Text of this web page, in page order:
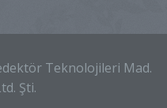
Teknolojileri Mad.
Şti.